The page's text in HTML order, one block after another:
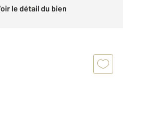
Voir le détail du bien